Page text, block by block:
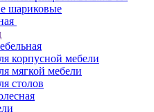
шариковые
корпусной мебели
мягкой мебели
столов